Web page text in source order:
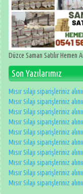
Düzce Saman Satılır Hemen
Son Yazılarımız
Mısır silajı siparişleriniz
Mısır Silajı siparişleriniz
Mısır Silajı siparişleriniz
Mısır Silajı siparişleriniz
Mısır Silajı siparişleriniz
Mısır Silajı siparişleriniz
Mısır Silajı siparişleriniz
Mısır Silajı siparişleriniz
Mısır Silajı siparişleriniz
Mısır Silajı siparişleriniz